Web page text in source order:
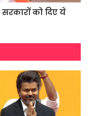
सरकारों को दिए ये